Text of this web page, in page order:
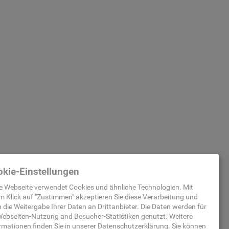
Einstellungen
Webseite verwendet Cookies und ähnliche Technologien. Mit
Klick auf "Zustimmen" akzeptieren Sie diese Verarbeitung und
die Weitergabe Ihrer Daten an Drittanbieter. Die Daten werden für
Nutzung and Besucher-Statistiken genutzt. Weitere
finden Sie in unserer Datenschutzerklärung. Sie können